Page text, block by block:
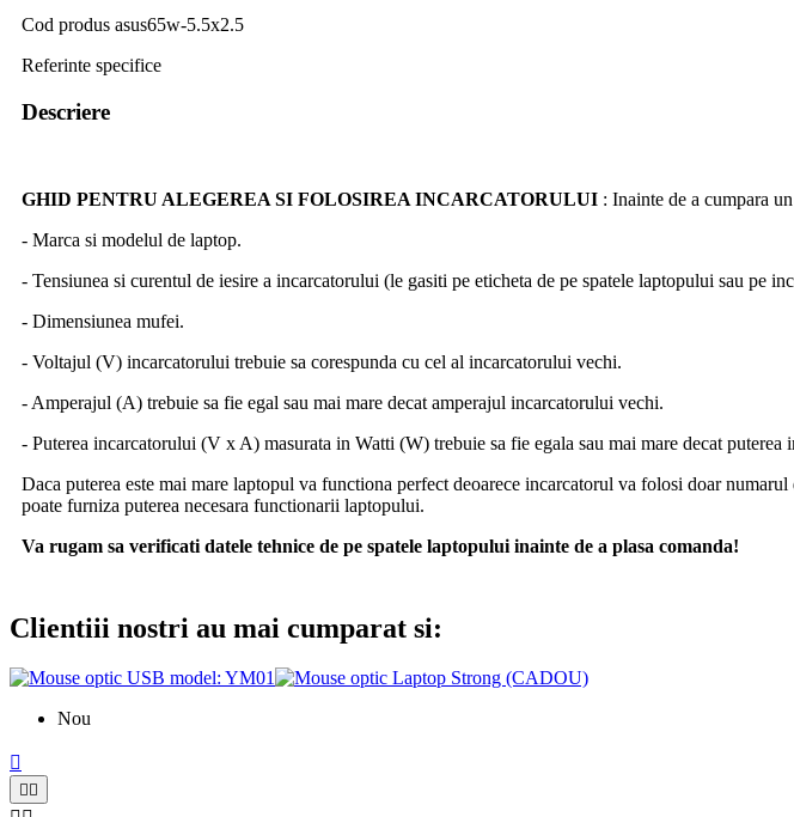
Cod produs asus65w-5.5x2.5
Referinte specifice
Descriere
GHID PENTRU ALEGEREA SI FOLOSIREA INCARCATORULUI : Inainte de a cumpara
- Marca si modelul de laptop.
- Tensiunea si curentul de iesire a incarcatorului (le gasiti pe eticheta de pe spatele laptopului sau pe
- Dimensiunea mufei.
- Voltajul (V) incarcatorului trebuie sa corespunda cu cel al incarcatorului vechi.
- Amperajul (A) trebuie sa fie egal sau mai mare decat amperajul incarcatorului vechi.
- Puterea incarcatorului (V x A) masurata in Watti (W) trebuie sa fie egala sau mai mare decat puterea
Daca puterea este mai mare laptopul va functiona perfect deoarece incarcatorul va folosi doar
poate furniza puterea necesara functionarii laptopului.
Va rugam sa verificati datele tehnice de pe spatele laptopului inainte de a plasa comanda!
Clientiii nostri au mai cumparat si:
Nou

 